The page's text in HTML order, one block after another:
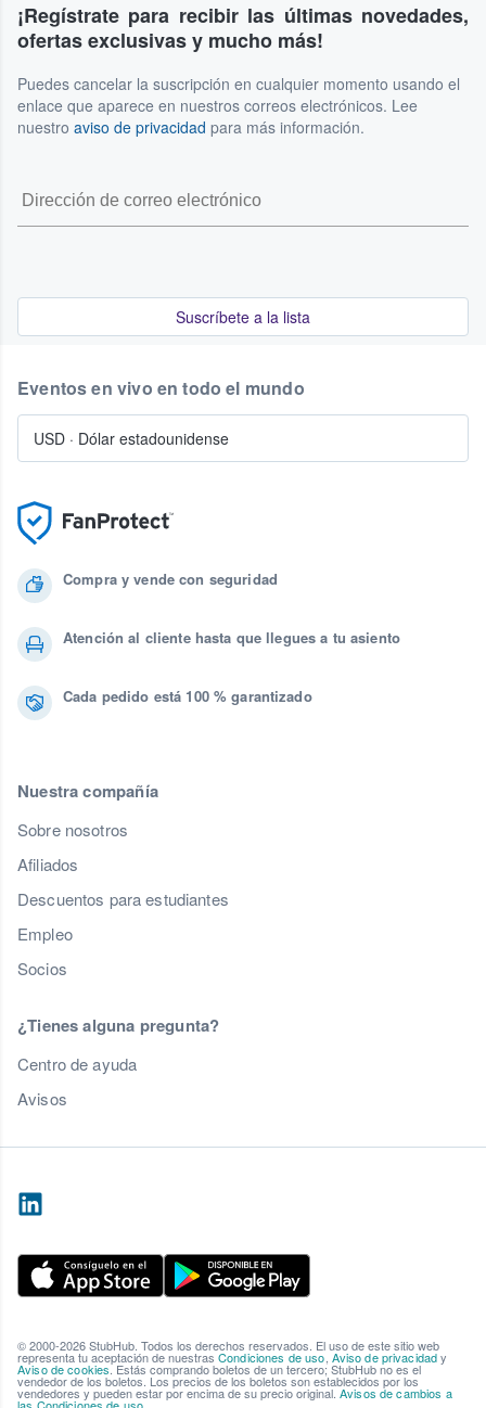
¡Regístrate para recibir las últimas novedades,
ofertas exclusivas y mucho más!
Puedes cancelar la suscripción en cualquier momento usando el
enlace que aparece en nuestros correos electrónicos. Lee
nuestro aviso de privacidad para más información.
Suscríbete a la lista
Compra y vende con seguridad
Atención al cliente hasta que llegues a tu asiento
Cada pedido está 100 % garantizado
Nuestra compañía
Sobre nosotros
Afiliados
Descuentos para estudiantes
Empleo
Socios
¿Tienes alguna pregunta?
Centro de ayuda
Avisos
Eventos en vivo en todo el mundo
USD · Dólar estadounidense
© 2000-2026 StubHub. Todos los derechos reservados. El uso de este sitio web
representa tu aceptación de nuestras Condiciones de uso Aviso de privacidady
Aviso de cookies. Estás comprando boletos de un tercero; StubHub no es el
vendedor de los boletos. Los precios de los boletos son establecidos por los
vendedores y pueden estar por encima de su precio original. Avisos de cambios a
las Condiciones de uso